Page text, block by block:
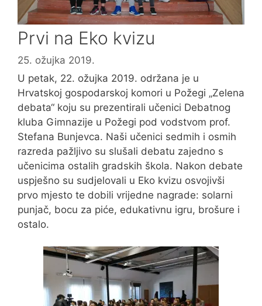
Prvi na Eko kvizu
25. ožujka 2019.
U petak, 22. ožujka 2019. održana je u
Hrvatskoj gospodarskoj komori u Požegi „Zelena
debata“ koju su prezentirali učenici Debatnog
kluba Gimnazije u Požegi pod vodstvom prof.
Stefana Bunjevca. Naši učenici sedmih i osmih
razreda pažljivo su slušali debatu zajedno s
učenicima ostalih gradskih škola. Nakon debate
uspješno su sudjelovali u Eko kvizu osvojivši
prvo mjesto te dobili vrijedne nagrade: solarni
punjač, bocu za piće, edukativnu igru, brošure i
ostalo.